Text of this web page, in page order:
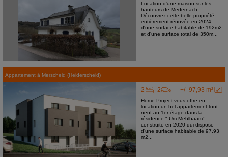
Location d'une maison sur les
hauteurs de Medernach.
Découvrez cette belle propriété
entièrement rénovée en 2024
d'une surface habitable de 192m2
et d'une surface total de 350m...
Appartement à Merscheid (Heiderscheid)
+/- 97,93 m²
2 2
Home Project vous offre en
location un bel appartement tout
neuf au 1er étage dans la
résidence " Um Mehlbaam"
construite en 2020 qui dispose
d'une surface habitable de 97,93
m2...